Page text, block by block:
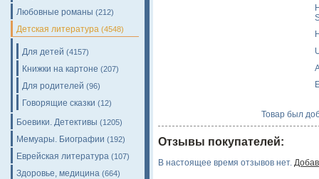
Любовные романы (212)
Детская литература (4548)
Для детей (4157)
Книжки на картоне (207)
Для родителей (96)
Говорящие сказки (12)
Боевики. Детективы (1205)
Мемуары. Биографии (192)
Еврейская литература (107)
Здоровье, медицина (664)
Товар был
Отзывы покупателей:
В настоящее время отзывов нет.